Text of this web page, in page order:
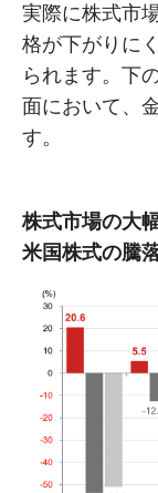
実際に株式市
格が下がりに
られます。下
面において、
す。
株式市場の大
米国株式の騰